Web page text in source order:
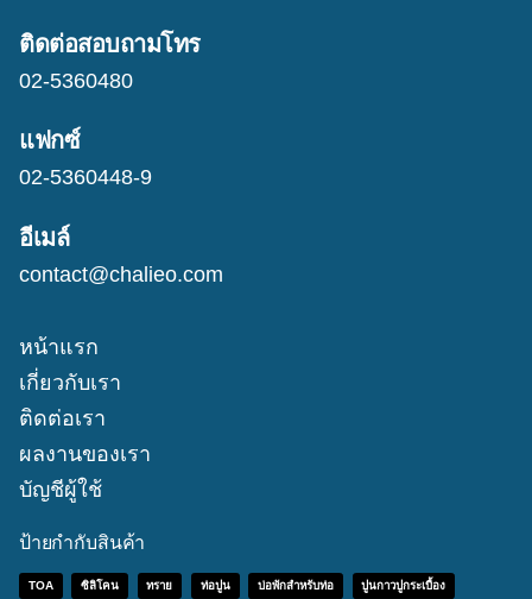
ติดต่อสอบถามโทร
02-5360480
แฟกซ์
02-5360448-9
อีเมล์
contact@chalieo.com
หน้าแรก
เกี่ยวกับเรา
ติดต่อเรา
ผลงานของเรา
บัญชีผู้ใช้
ป้ายกำกับสินค้า
TOA ซิลิโคน ทราย ท่อปูน บ่อพักสำหรับท่อ ปูนกาวปูกระเบื้อง